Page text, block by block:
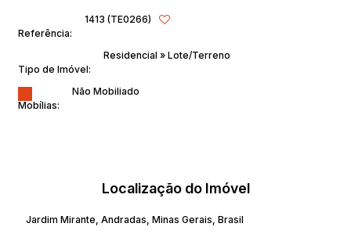
Referência:
1413 (TE0266)
Tipo de Imóvel:
Residencial » Lote/Terreno
Mobílias:
Não Mobiliado
Localização do Imóvel
Jardim Mirante Andradas Minas Gerais Brasil